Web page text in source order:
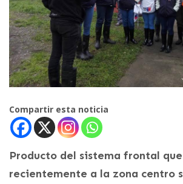
Compartir esta noticia
Producto del sistema frontal
recientemente a la zona centro